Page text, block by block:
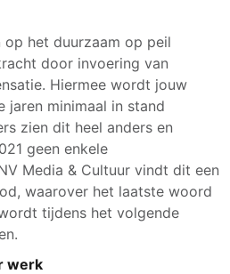
het duurzaam op peil
door invoering van
Hiermee wordt jouw
jaren minimaal in stand
zien dit heel anders en
geen enkele
Media & Cultuur vindt dit een
waarover het laatste woord
tijdens het volgende
werk